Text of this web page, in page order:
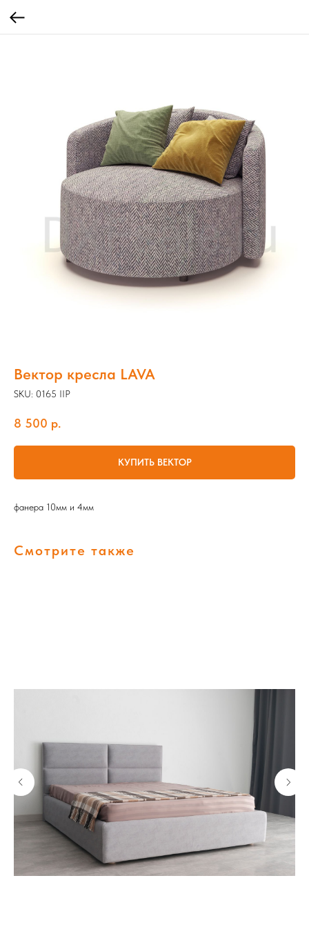
Вектор кресла LAVA
SKU: 0165 IIP
8 500 р.
КУПИТЬ ВЕКТОР
фанера 10мм и 4мм
Смотрите также